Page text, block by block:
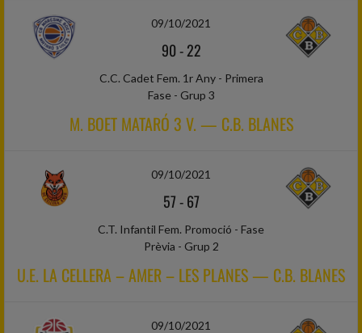
09/10/2021
90-22
C.C. Cadet Fem. 1r Any - Primera
Fase - Grup 3
M. BOET MATARÓ 3 V. — C.B. BLANES
09/10/2021
57-67
C.T. Infantil Fem. Promoció - Fase
Prèvia - Grup 2
U.E. LA CELLERA – AMER – LES PLANES — C.B. BLANES
09/10/2021